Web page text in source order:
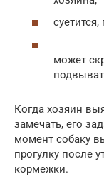
может
Когда хозяин
замечать, его
момент собаку
прогулку после
кормежки.